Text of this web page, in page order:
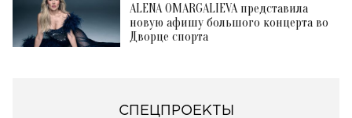
ALENA OMARGALIEVA представила
новую афишу большого концерта во
Дворце спорта
СПЕЦПРОЕКТЫ